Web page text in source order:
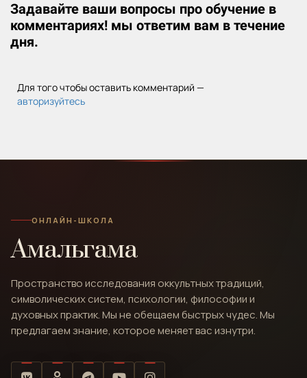
Задавайте ваши вопросы про обучение в
комментариях! мы ответим вам в течение
дня.
Для того чтобы оставить комментарий —
авторизуйтесь
ОНЛАЙН-ШКОЛА
Амальгама
Пространство исследования оккультных традиций,
символических систем, психологии, философии и
духовных практик. Мы не обещаем быстрых чудес. Мы
предлагаем знание, которое меняет вас изнутри.